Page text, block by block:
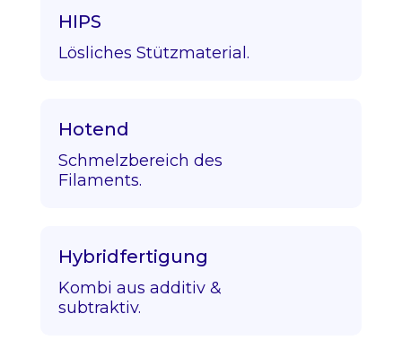
HIPS
Lösliches Stützmaterial.
Hotend
Schmelzbereich des
Filaments.
Hybridfertigung
Kombi aus additiv &
subtraktiv.